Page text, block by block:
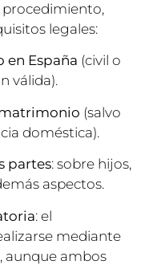
procedimiento,
legales:
España (civil o
válida).
matrimonio (salvo
doméstica).
partes: sobre hijos,
aspectos.
: el
mediante
aunque ambos